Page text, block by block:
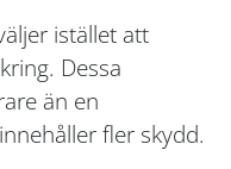
istället att
Dessa
än en
fler skydd.